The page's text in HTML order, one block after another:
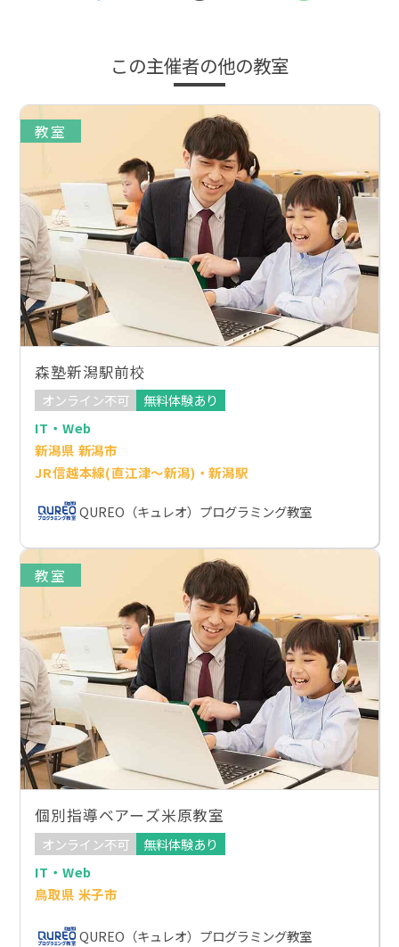
この主催者の他の教室
教室
森塾新潟駅前校
オンライン不可
無料体験あり
IT・Web
新潟県 新潟市
JR信越本線(直江津～新潟)・新潟駅
QUREO（キュレオ）プログラミング教室
教室
個別指導ベアーズ米原教室
オンライン不可
無料体験あり
IT・Web
鳥取県 米子市
QUREO（キュレオ）プログラミング教室